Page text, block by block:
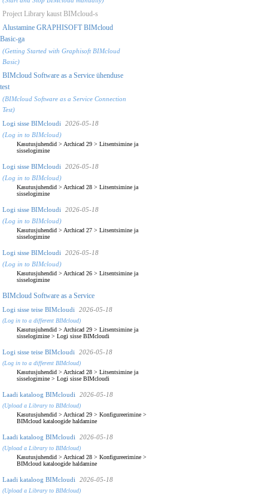
Project Library kaust BIMcloud-s
Alustamine GRAPHISOFT BIMcloud
Basic-ga
(Getting Started with Graphisoft BIMcloud
Basic)
BIMcloud Software as a Service ühenduse
test
(BIMcloud Software as a Service Connection
Test)
Logi sisse BIMcloudi
2026-05-18
(Log in to BIMcloud)
Kasutusjuhendid > Archicad 29 > Litsentsimine ja
sisselogimine
Logi sisse BIMcloudi
2026-05-18
(Log in to BIMcloud)
Kasutusjuhendid > Archicad 28 > Litsentsimine ja
sisselogimine
Logi sisse BIMcloudi
2026-05-18
(Log in to BIMcloud)
Kasutusjuhendid > Archicad 27 > Litsentsimine ja
sisselogimine
Logi sisse BIMcloudi
2026-05-18
(Log in to BIMcloud)
Kasutusjuhendid > Archicad 26 > Litsentsimine ja
sisselogimine
BIMcloud Software as a Service
Logi sisse teise BIMcloudi 2026-05-18
(Log in to a different BIMcloud)
Kasutusjuhendid > Archicad 29 > Litsentsimine ja
sisselogimine > Logi sisse BIMcloudi
Logi sisse teise BIMcloudi 2026-05-18
(Log in to a different BIMcloud)
Kasutusjuhendid > Archicad 28 > Litsentsimine ja
sisselogimine > Logi sisse BIMcloudi
Laadi kataloog BIMcloudi 2026-05-18
(Upload a Library to BIMcloud)
Kasutusjuhendid > Archicad 29 > Konfigureerimine >
BIMcloud kataloogide haldamine
Laadi kataloog BIMcloudi 2026-05-18
(Upload a Library to BIMcloud)
Kasutusjuhendid > Archicad 28 > Konfigureerimine >
BIMcloud kataloogide haldamine
Laadi kataloog BIMcloudi 2026-05-18
(Upload a Library to BIMcloud)